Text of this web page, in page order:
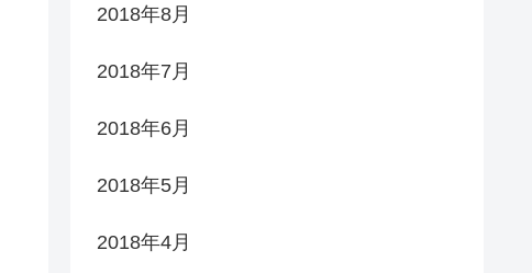
2018年8月
2018年7月
2018年6月
2018年5月
2018年4月